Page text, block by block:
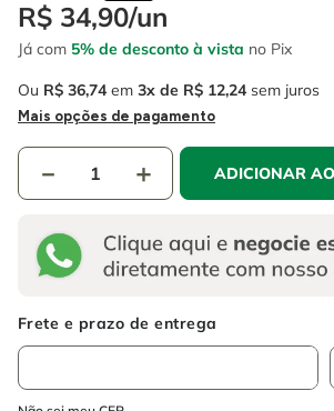
R$ 34,90/un
Já com 5% de desconto à vista no Pix
Ou R$ 36,74em 3 R$ 12,24sem juros
Mais opções de pagamento
＋
－ ADICIONAR
6 º fio
7º serra copo
8º martelete
chave impacto
º esmerilhadeira
º serra circular
º fio
martelete
chave impacto